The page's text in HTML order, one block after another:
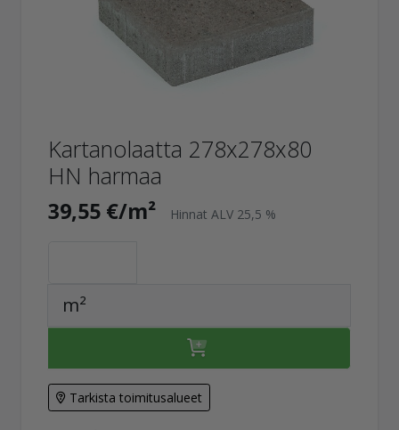
Kartanolaatta 278x278x80
HN harmaa
39,55 €/m² Hinnat ALV 25,5 %
m²
Tarkista toimitusalueet